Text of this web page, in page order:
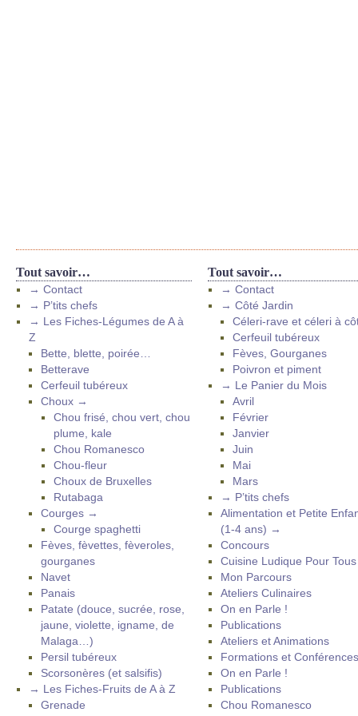
Tout savoir…
→ Contact
→ P’tits chefs
→ Les Fiches-Légumes de A à
Z
Bette, blette, poirée…
Betterave
Cerfeuil tubéreux
Choux →
Chou frisé, chou vert, chou
plume, kale
Chou Romanesco
Chou-fleur
Choux de Bruxelles
Rutabaga
Courges →
Courge spaghetti
Fèves, fèvettes, fèveroles,
gourganes
Navet
Panais
Patate (douce, sucrée, rose,
jaune, violette, igname, de
Malaga…)
Persil tubéreux
Scorsonères (et salsifis)
→ Les Fiches-Fruits de A à Z
Grenade
Tout savoir…
→ Contact
→ Côté Jardin
Céleri-rave et céleri à
Cerfeuil tubéreux
Fèves, Gourganes
Poivron et piment
→ Le Panier du Mois
Avril
Février
Janvier
Juin
Mai
Mars
→ P’tits chefs
Alimentation et Petite
(1-4 ans) →
Concours
Cuisine Ludique Pour
Mon Parcours
Ateliers Culinaires
On en Parle !
Publications
Ateliers et Animations
Formations et Conférences
On en Parle !
Publications
Chou Romanesco